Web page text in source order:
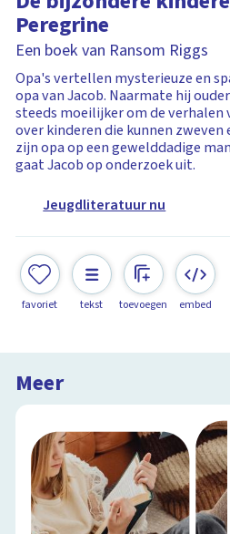
Peregrine
Een boek van Ransom Riggs
Opa's vertellen mysterieuze en
opa van Jacob. Naarmate hij
steeds moeilijker om de verhalen
over kinderen die kunnen zweven
zijn opa op een gewelddadige
gaat Jacob op onderzoek uit.
Jeugdliteratuur nu
favoriet tekst toevoegen embed
Meer